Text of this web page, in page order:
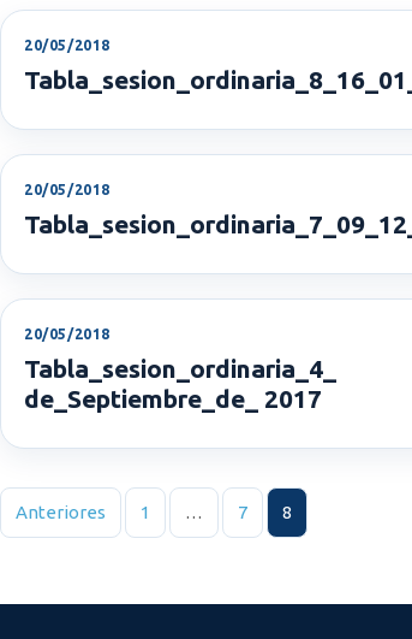
20/05/2018
20/05/2018
20/05/2018
Tabla_sesion_ordinaria_4_
de_Septiembre_de_ 2017
Paginación de entradas
Anteriores 1 … 7 8